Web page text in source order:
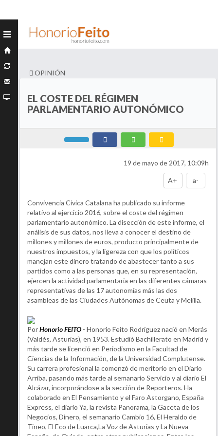
OPINIÓN
EL COSTE DEL RÉGIMEN
PARLAMENTARIO AUTONÓMICO
19 de mayo de 2017, 10:09h
A+ a-
Convivencia Cívica Catalana ha publicado su informe
relativo al ejercicio 2016, sobre el coste del régimen
parlamentario autonómico. La disección de este informe, el
análisis de sus datos, nos lleva a conocer el destino de
millones y millones de euros, producto principalmente de
nuestros impuestos, y la ligereza con que los políticos
manejan este dinero tratando de abastecer tanto a sus
partidos como a las personas que, en su representación,
ejercen la actividad parlamentaria en las diferentes cámaras
representativas de las 17 autonomías más las dos
asambleas de las Ciudades Autónomas de Ceuta y Melilla.
PorHonorio FEITO - Honorio Feito Rodríguez nació en Merás
(Valdés, Asturias), en 1953. Estudió Bachillerato en Madrid y
más tarde se licenció en Periodismo en la Facultad de
Ciencias de la Información, de la Universidad Complutense.
Su carrera profesional la comenzó de meritorio en el Diario
Arriba, pasando más tarde al semanario Servicio y al diario El
Alcázar, incorporándose a la sección de Reporteros. Ha
colaborado en El Pensamiento y el Faro Astorgano, España
Express, el diario Ya, la revista Panorama, la Gaceta de los
Negocios, Dinero, el semanario Cambio 16, El Heraldo de
Tineo, El Eco de Luarca,La Voz de Asturias y La Nueva